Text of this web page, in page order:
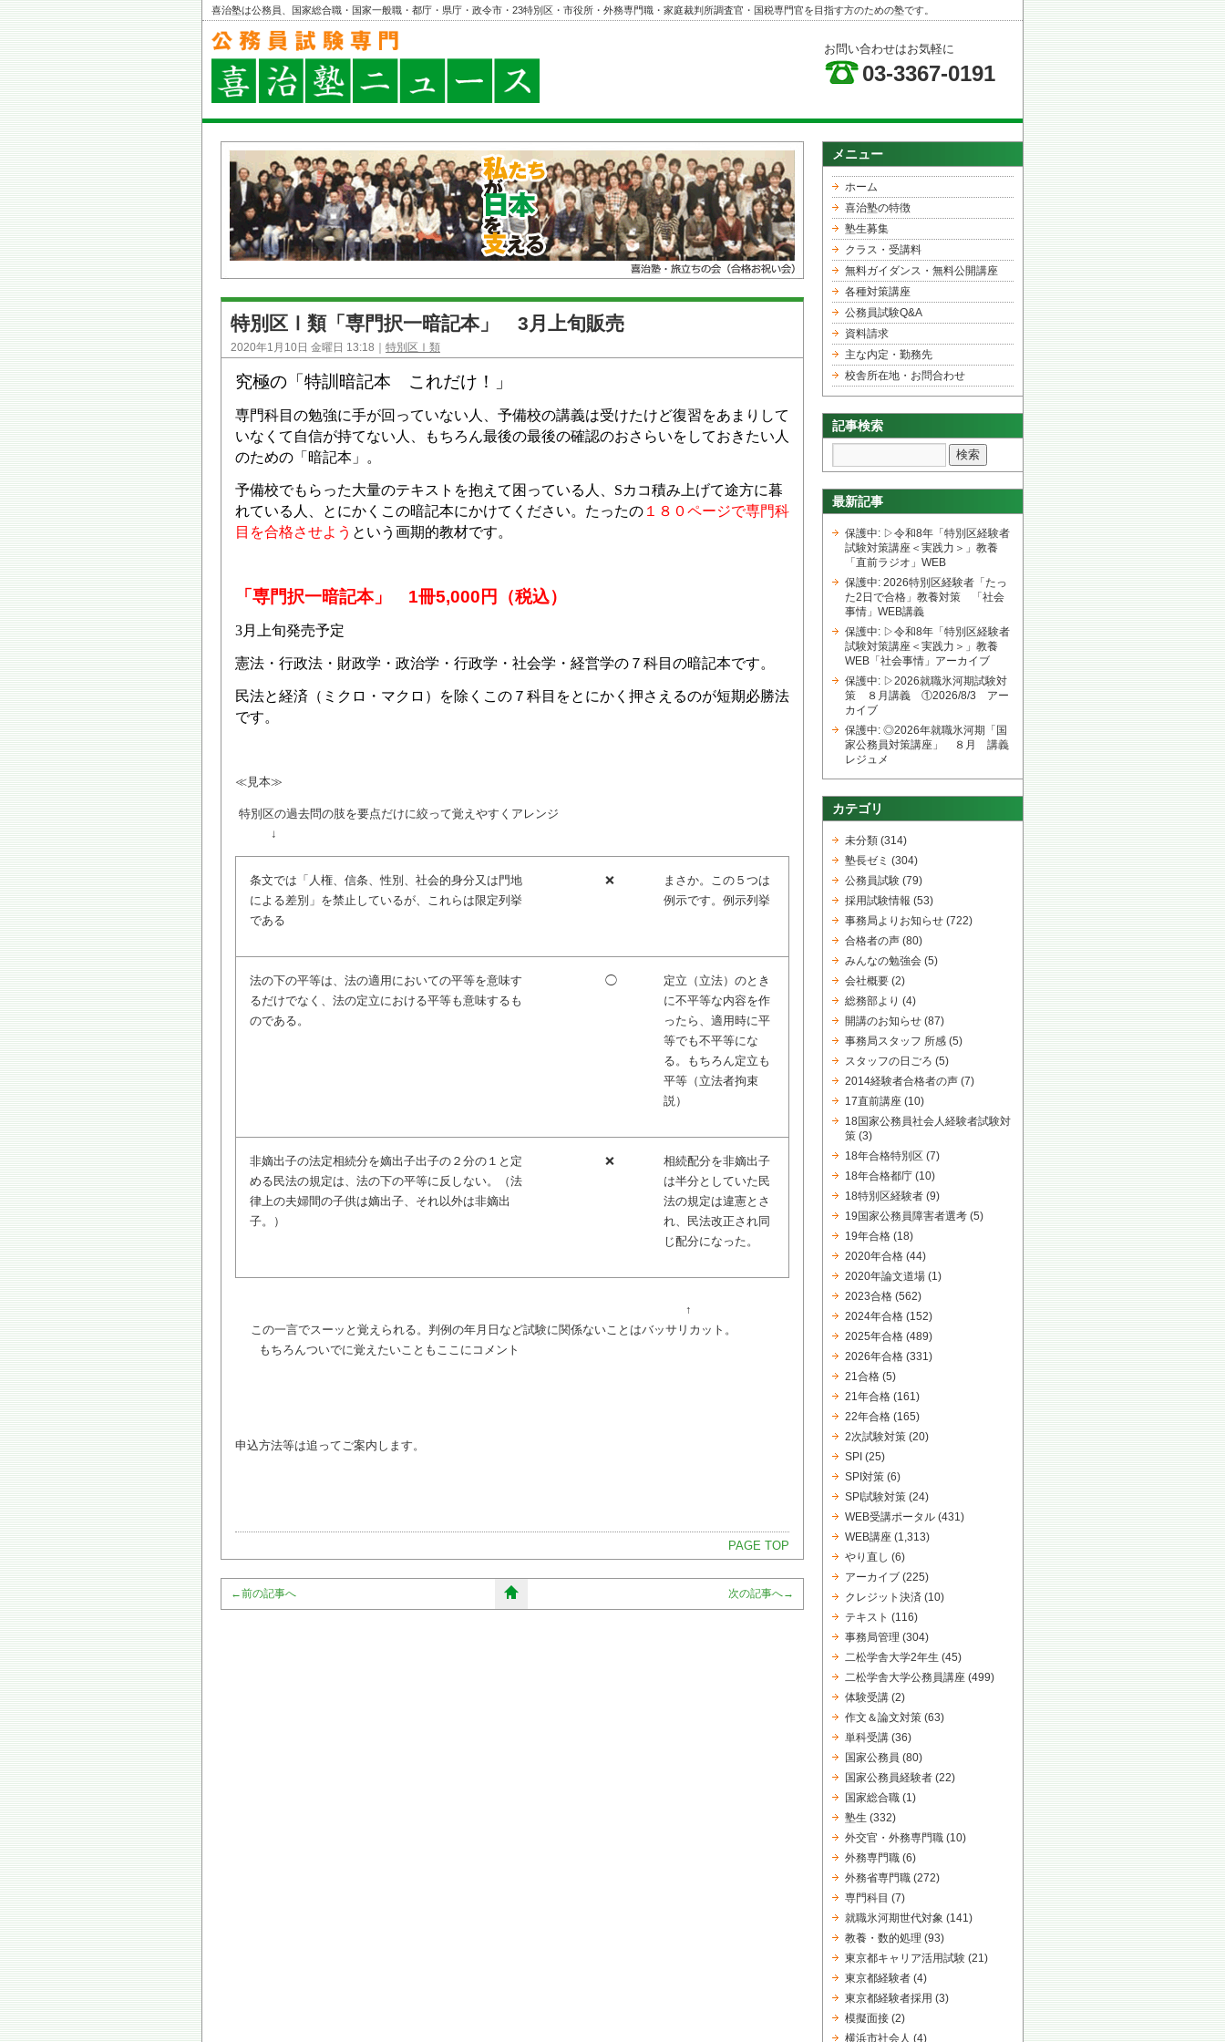
喜治塾は公務員、国家総合職・国家一般職・都庁・県庁・政令市・23特別区・市役所・外務専門職・家庭裁判所調査官・国税専門官を目指す方のための塾です。
お問い合わせはお気軽に
03-3367-0191
特別区Ⅰ類「専門択一暗記本」 3月上旬販売
2020年1月10日 金曜日 13:18｜ 特別区Ⅰ類
究極の「特訓暗記本 これだけ！」
専門科目の勉強に手が回っていない人、予備校の講義は受けたけど復習をあまりして
いなくて自信が持てない人、もちろん最後の最後の確認のおさらいをしておきたい人
のための「暗記本」。
予備校でもらった大量のテキストを抱えて困っている人、 Sカコ積み上げて途方に暮
れている人、とにかくこの暗記本にかけてください。たったの １８０ページで専門科
目を合格させよう という画期的教材です。
「専門択一暗記本」 1冊5,000円（税込）
3月上旬発売予定
憲法・行政法・財政学・政治学・行政学・社会学・経営学の７科目の暗記本です。
民法と経済（ミクロ・マクロ）を除くこの７科目をとにかく押さえるのが短期必勝法
です。
≪見本≫
特別区の過去問の肢を要点だけに絞って覚えやすくアレンジ
↓
条文では「人権、信条、性別、社会的身分又は門地
による差別」を禁止しているが、これらは限定列挙
である
❌
まさか。この５つは
例示です。例示列挙
法の下の平等は、法の適用においての平等を意味す
るだけでなく、法の定立における平等も意味するも
のである。
◯
定立（立法）のとき
に不平等な内容を作
ったら、適用時に平
等でも不平等にな
る。もちろん定立も
平等（立法者拘束
説）
非嫡出子の法定相続分を嫡出子出子の２分の１と定
める民法の規定は、法の下の平等に反しない。（法
律上の夫婦間の子供は嫡出子、それ以外は非嫡出
子。）
❌
相続配分を非嫡出子
は半分としていた民
法の規定は違憲とさ
れ、民法改正され同
じ配分になった。
↑
この一言でスーッと覚えられる。判例の年月日など試験に関係ないことはバッサリカット。
もちろんついでに覚えたいこともここにコメント
申込方法等は追ってご案内します。
PAGE TOP
←前の記事へ 次の記事へ→
メニュー
ホーム
喜治塾の特徴
塾生募集
クラス・受講料
無料ガイダンス・無料公開講座
各種対策講座
公務員試験Q&A
資料請求
主な内定・勤務先
校舎所在地・お問合わせ
記事検索
最新記事
保護中: ▷令和8年「特別区経験者
試験対策講座＜実践力＞」教養
「直前ラジオ」WEB
保護中: 2026特別区経験者「たっ
た2日で合格」教養対策 「社会
事情」WEB講義
保護中: ▷令和8年「特別区経験者
試験対策講座＜実践力＞」教養
WEB「社会事情」アーカイブ
保護中: ▷2026就職氷河期試験対
策 ８月講義 ①2026/8/3 アー
カイブ
保護中: ◎2026年就職氷河期「国
家公務員対策講座」 ８月 講義
レジュメ
カテゴリ
未分類 (314)
塾長ゼミ (304)
公務員試験 (79)
採用試験情報 (53)
事務局よりお知らせ (722)
合格者の声 (80)
みんなの勉強会 (5)
会社概要 (2)
総務部より (4)
開講のお知らせ (87)
事務局スタッフ 所感 (5)
スタッフの日ごろ (5)
2014経験者合格者の声 (7)
17直前講座 (10)
18国家公務員社会人経験者試験対
策 (3)
18年合格特別区 (7)
18年合格都庁 (10)
18特別区経験者 (9)
19国家公務員障害者選考 (5)
19年合格 (18)
2020年合格 (44)
2020年論文道場 (1)
2023合格 (562)
2024年合格 (152)
2025年合格 (489)
2026年合格 (331)
21合格 (5)
21年合格 (161)
22年合格 (165)
2次試験対策 (20)
SPI (25)
SPI対策 (6)
SPI試験対策 (24)
WEB受講ポータル (431)
WEB講座 (1,313)
やり直し (6)
アーカイブ (225)
クレジット決済 (10)
テキスト (116)
事務局管理 (304)
二松学舎大学2年生 (45)
二松学舎大学公務員講座 (499)
体験受講 (2)
作文＆論文対策 (63)
単科受講 (36)
国家公務員 (80)
国家公務員経験者 (22)
国家総合職 (1)
塾生 (332)
外交官・外務専門職 (10)
外務専門職 (6)
外務省専門職 (272)
専門科目 (7)
就職氷河期世代対象 (141)
教養・数的処理 (93)
東京都キャリア活用試験 (21)
東京都経験者 (4)
東京都経験者採用 (3)
模擬面接 (2)
横浜市社会人 (4)